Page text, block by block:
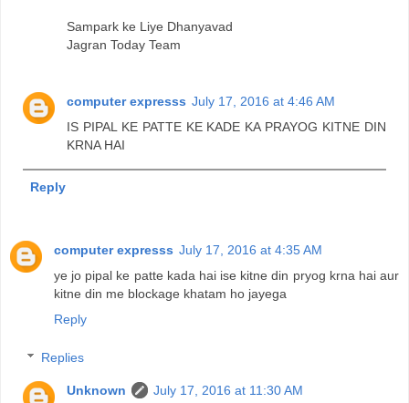
Sampark ke Liye Dhanyavad
Jagran Today Team
computer expresss July 17, 2016 at 4:46 AM
IS PIPAL KE PATTE KE KADE KA PRAYOG KITNE DIN
KRNA HAI
Reply
computer expresss July 17, 2016 at 4:35 AM
ye jo pipal ke patte kada hai ise kitne din pryog krna hai aur
kitne din me blockage khatam ho jayega
Reply
Replies
Unknown
July 17, 2016 at 11:30 AM